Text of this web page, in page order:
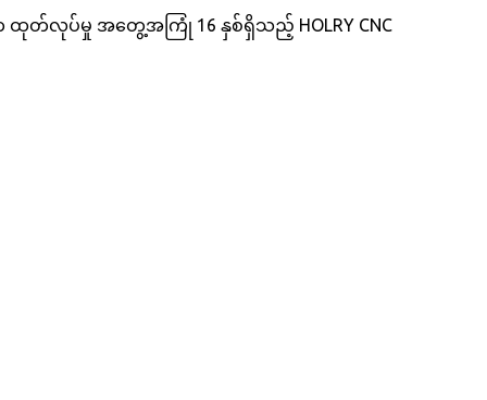
တ်လုပ်မှု အတွေ့အကြုံ 16 နှစ်ရှိသည့် HOLRY CNC